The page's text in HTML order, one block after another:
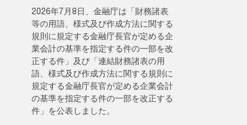
2026年7月8日、金融庁は「財務諸表
等の用語、様式及び作成方法に関する
規則に規定する金融庁長官が定める企
業会計の基準を指定する件の一部を改
正する件」及び「連結財務諸表の用
語、様式及び作成方法に関する規則に
規定する金融庁長官が定める企業会計
の基準を指定する件の一部を改正する
件」を公表しました。